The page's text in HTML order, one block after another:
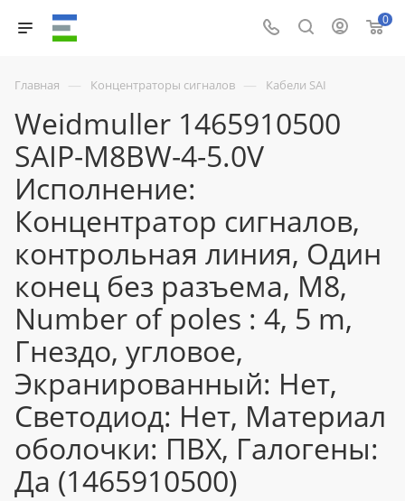
0
Главная — Концентраторы сигналов — Кабели SAI
Weidmuller 1465910500
SAIP-M8BW-4-5.0V
Исполнение:
Концентратор сигналов,
контрольная линия, Один
конец без разъема, M8,
Number of poles : 4, 5 m,
Гнездо, угловое,
Экранированный: Нет,
Светодиод: Нет, Материал
оболочки: ПВХ, Галогены:
Да (1465910500)